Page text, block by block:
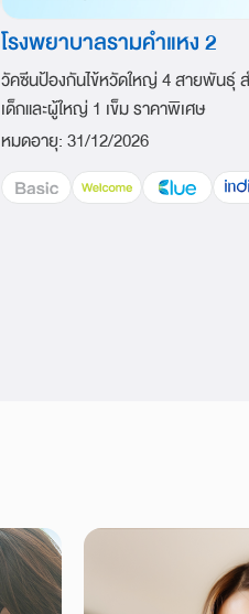
โรงพยาบาลรามคำแหง 2
วัคซีนป้องกันไข้หวัดใหญ่ 4 สายพันธุ์
เด็กและผู้ใหญ่ 1 เข็ม ราคาพิเศษ
หมดอายุ:31/12/2026